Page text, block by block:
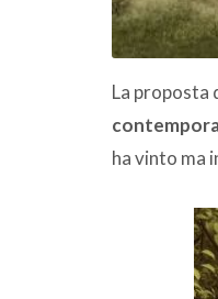
La proposta
ha vinto ma